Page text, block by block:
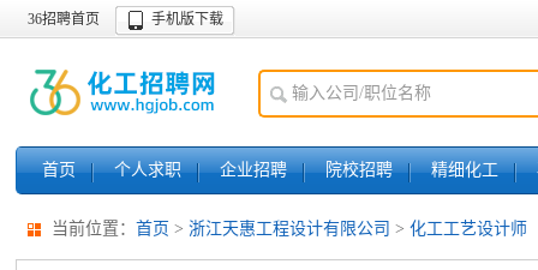
36招聘首页 手机版下载
首页 个人求职 企业招聘 院校招聘 精细化工
当前位置： 首页 > 浙江天惠工程设计有限公司 > 化工工艺设计师